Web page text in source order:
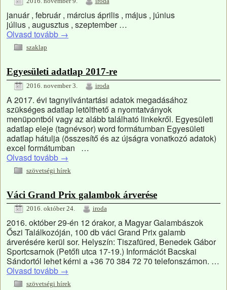
január , február , március április , május , június
július , augusztus , szeptember …
Olvasd tovább →
szaklap
Egyesületi adatlap 2017-re
2016. november 3. iroda
A 2017. évi tagnyilvántartási adatok megadásához
szükséges adatlap letölthető a nyomtatványok
menüpontból vagy az alább található linkekről. Egyesületi
adatlap eleje (tagnévsor) word formátumban Egyesületi
adatlap hátulja (összesítő és az újságra vonatkozó adatok)
excel formátumban …
Olvasd tovább →
szövetségi hírek
Váci Grand Prix galambok árverése
2016. október 24. iroda
2016. október 29-én 12 órakor, a Magyar Galambászok
Őszi Találkozóján, 100 db váci Grand Prix galamb
árverésére kerül sor. Helyszín: Tiszafüred, Benedek Gábor
Sportcsarnok (Petőfi utca 17-19.) Információt Bacskai
Sándortól lehet kérni a +36 70 384 72 70 telefonszámon. …
Olvasd tovább →
szövetségi hírek